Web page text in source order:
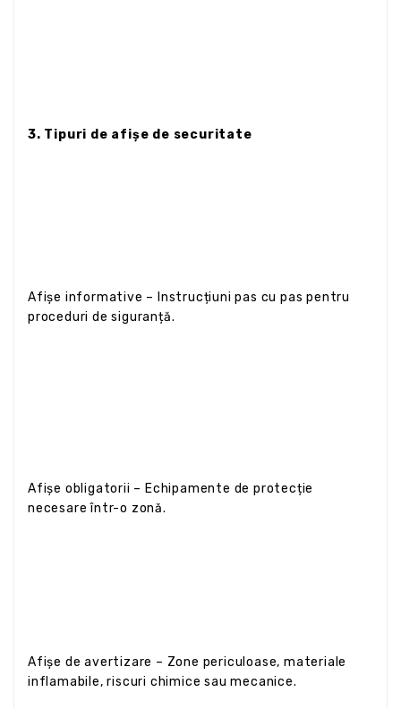
3. Tipuri de afișe de securitate
Afișe informative – Instrucțiuni pas cu pas pentru
proceduri de siguranță.
Afișe obligatorii – Echipamente de protecție
necesare într-o zonă.
Afișe de avertizare – Zone periculoase, materiale
inflamabile, riscuri chimice sau mecanice.